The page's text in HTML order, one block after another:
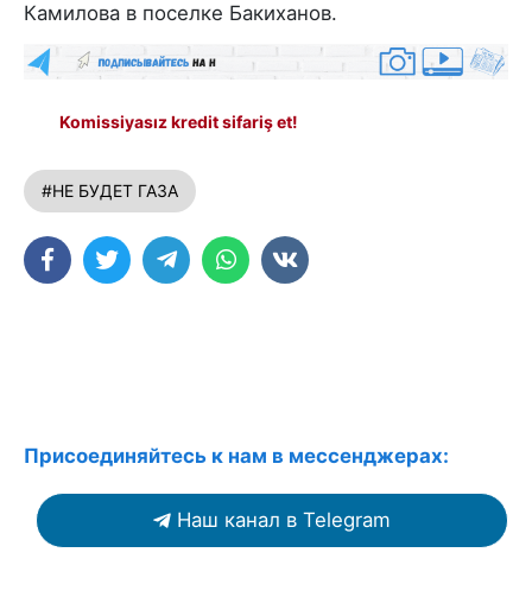
Камилова в поселке Бакиханов.
Komissiyasız kredit sifariş et!
#НЕ БУДЕТ ГАЗА
Присоединяйтесь к нам в мессенджерах:
Наш канал в Telegram